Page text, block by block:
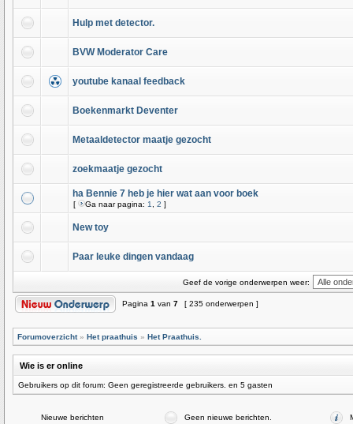
Hulp met detector.
BVW Moderator Care
youtube kanaal feedback
Boekenmarkt Deventer
Metaaldetector maatje gezocht
zoekmaatje gezocht
ha Bennie 7 heb je hier wat aan voor boek
[ Ga naar pagina: 1 2 ]
New toy
Paar leuke dingen vandaag
Geef de vorige onderwerpen weer:
Pagina 1 van 7 [ 235 onderwerpen ]
Forumoverzicht» Het praathuis » Het Praathuis.
Wie is er online
Gebruikers op dit forum: Geen geregistreerde gebruikers. en 5 gasten
Nieuwe berichten Geen nieuwe berichten.